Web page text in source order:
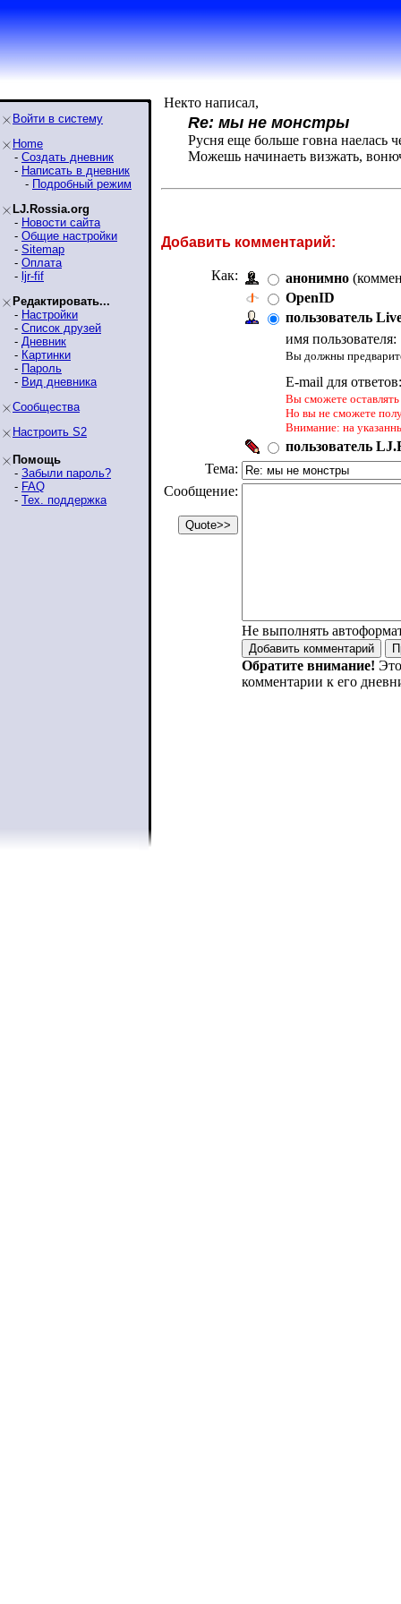
Войти в систему
Home
- Создать дневник
- Написать в дневник
- Подробный режим
LJ.Rossia.org
- Новости сайта
- Общие настройки
- Sitemap
- Оплата
- ljr-fif
Редактировать...
- Настройки
- Список друзей
- Дневник
- Картинки
- Пароль
- Вид дневника
Сообщества
Настроить S2
Помощь
- Забыли пароль?
- FAQ
- Тех. поддержка
Некто написал,
Re: мы не монстры
Русня еще больше говна наелась
Можешь начинаеть визжать,
Добавить комментарий:
Как: анонимно
OpenID
пользователь
имя пользователя:
Вы должны
E-mail для
Вы сможете
Но вы не сможете
Внимание: на
пользователь
Тема:
Сообщение:
Не выполнять
Обратите внимание!
комментарии к его